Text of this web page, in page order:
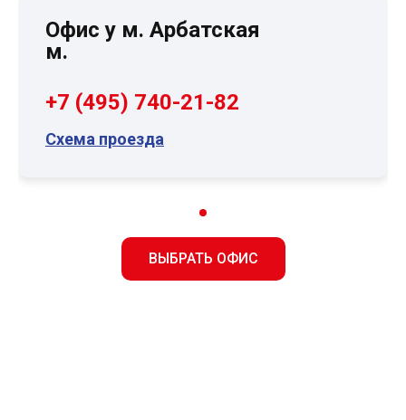
Офис у м. Арбатская
м.
+7 (495) 740-21-82
Схема проезда
ВЫБРАТЬ ОФИС